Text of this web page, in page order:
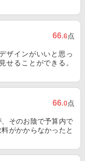
66.6点
ザインがいいと思っ
せることができる。
66.0点
そのお陰で予算内で
がかからなかったと